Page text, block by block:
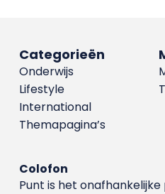
Categorieën
Onderwijs
Lifestyle
International
Themapagina’s
Colofon
Punt is het